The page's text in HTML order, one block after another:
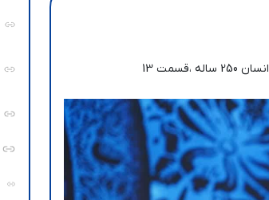
انسان 250 ساله ،قسمت 13